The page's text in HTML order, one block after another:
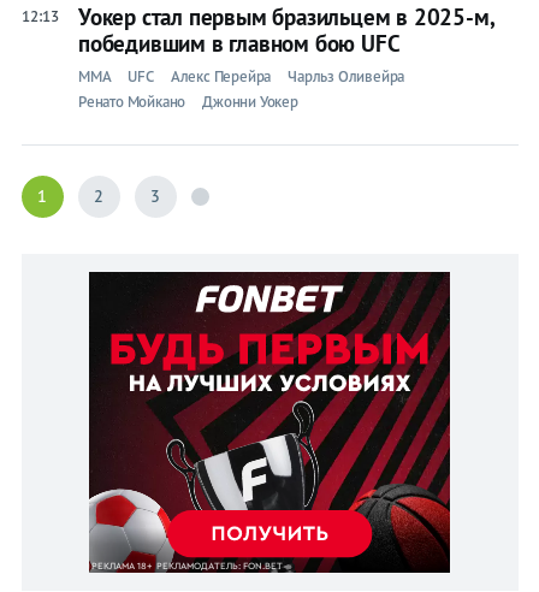
12:13
Уокер стал первым бразильцем в 2025-м,
победившим в главном бою UFC
ММА UFC Алекс Перейра
Чарльз Оливейра
Ренато Мойкано
Джонни Уокер
1 2 3